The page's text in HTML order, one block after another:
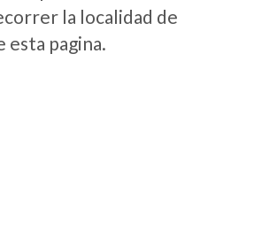
la localidad de
esta pagina.